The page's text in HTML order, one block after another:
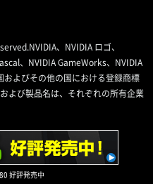
、NVIDIA ロゴ、
、NVIDIA GameWorks、NVIDIA
よびその他の国における登録商標
よび製品名は、それぞれの所有企業
好評発売中